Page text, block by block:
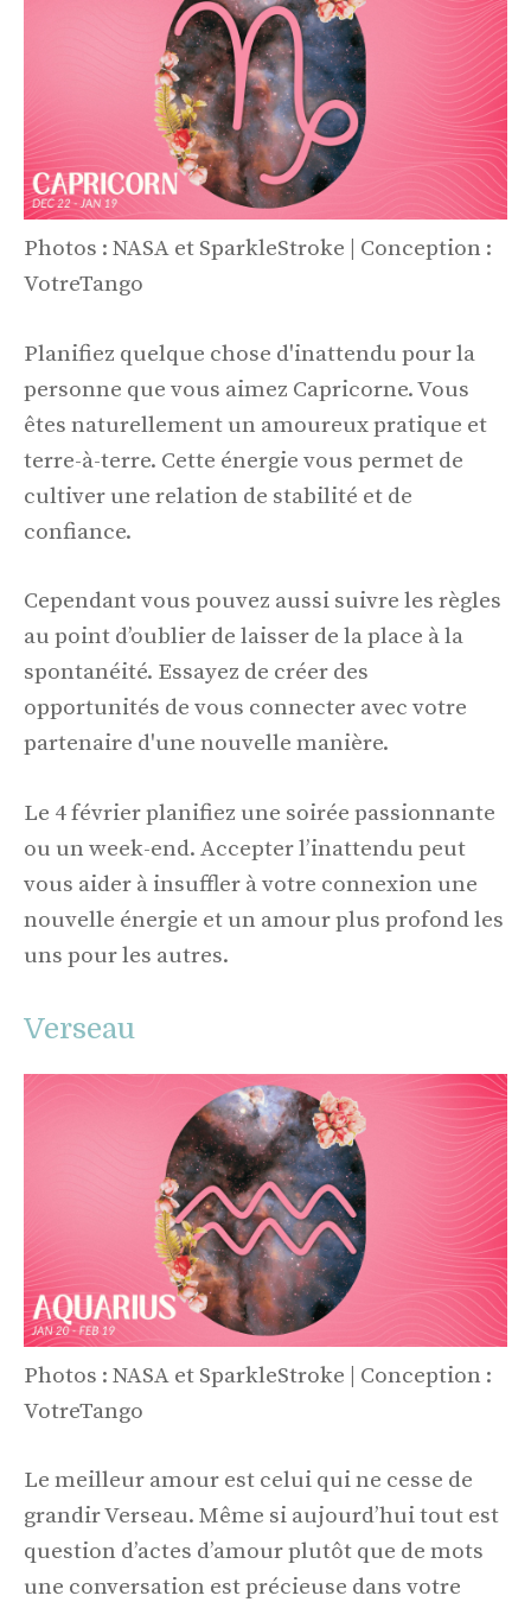
Photos : NASA et SparkleStroke | Conception :
VotreTango
Planifiez quelque chose d'inattendu pour la
personne que vous aimez Capricorne. Vous
êtes naturellement un amoureux pratique et
terre-à-terre. Cette énergie vous permet de
cultiver une relation de stabilité et de
confiance.
Cependant vous pouvez aussi suivre les règles
au point d’oublier de laisser de la place à la
spontanéité. Essayez de créer des
opportunités de vous connecter avec votre
partenaire d'une nouvelle manière.
Le 4 février planifiez une soirée passionnante
ou un week-end. Accepter l’inattendu peut
vous aider à insuffler à votre connexion une
nouvelle énergie et un amour plus profond les
uns pour les autres.
Verseau
Photos : NASA et SparkleStroke | Conception :
VotreTango
Le meilleur amour est celui qui ne cesse de
grandir Verseau. Même si aujourd’hui tout est
question d’actes d’amour plutôt que de mots
une conversation est précieuse dans votre